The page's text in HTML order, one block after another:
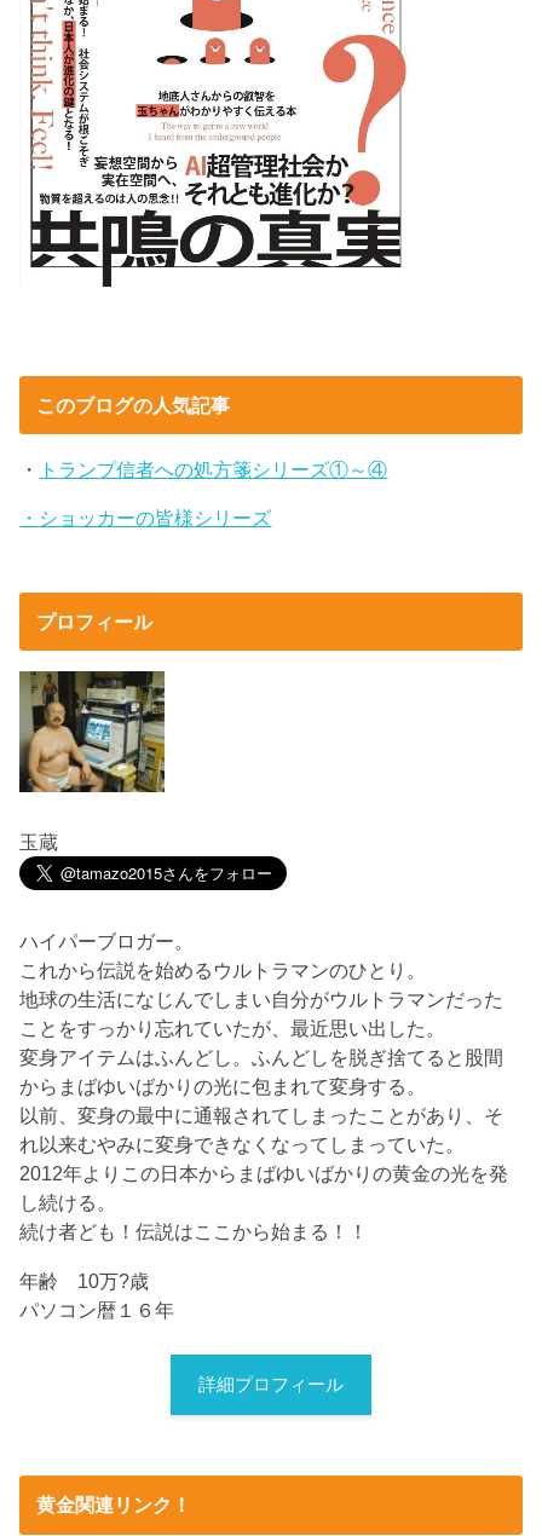
このブログの人気記事
・ トランプ信者への処方箋シリーズ①～④
・ショッカーの皆様シリーズ
プロフィール
玉蔵
ハイパーブロガー。
これから伝説を始めるウルトラマンのひとり。
地球の生活になじんでしまい自分がウルトラマンだった
ことをすっかり忘れていたが、最近思い出した。
変身アイテムはふんどし。ふんどしを脱ぎ捨てると股間
からまばゆいばかりの光に包まれて変身する。
以前、変身の最中に通報されてしまったことがあり、そ
れ以来むやみに変身できなくなってしまっていた。
2012年よりこの日本からまばゆいばかりの黄金の光を発
し続ける。
続け者ども！伝説はここから始まる！！
年齢 10万?歳
パソコン暦１６年
詳細プロフィール
黄金関連リンク！